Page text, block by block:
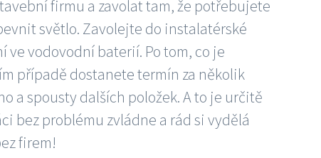
firmu a zavolat tam, že potřebujete
světlo. Zavolejte do instalatérské
vodovodní baterií. Po tom, co je
případě dostanete termín za několik
a spousty dalších položek. A to je určitě
bez problému zvládne a rád si vydělá
firem!